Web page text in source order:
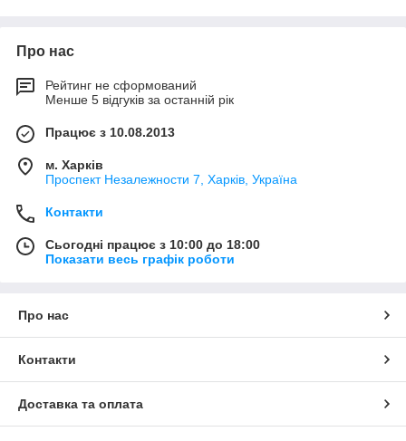
Про нас
Рейтинг не сформований
Менше 5 відгуків за останній рік
Працює з 10.08.2013
м. Харків
Проспект Незалежности 7, Харків, Україна
Контакти
Сьогодні працює з 10:00 до 18:00
Показати весь графік роботи
Про нас
Контакти
Доставка та оплата